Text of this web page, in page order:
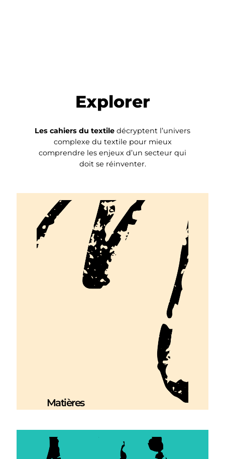
Explorer
Les cahiers du textile décryptent l’univers
complexe du textile pour mieux
comprendre les enjeux d’un secteur qui
doit se réinventer.
Matières